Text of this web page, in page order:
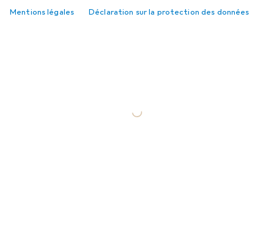
Mentions légales Déclaration sur la protection des données